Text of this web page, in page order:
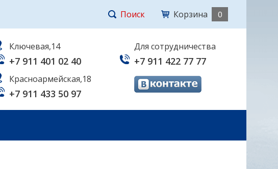
Поиск Корзина 0
Ключевая,14
+7 911 401 02 40
Красноармейская,18
+7 911 433 50 97
Для сотрудничества
+7 911 422 77 77